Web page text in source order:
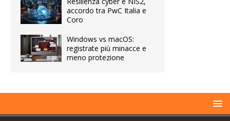
accordo tra PwC Italia e
Coro
Windows vs macOS:
registrate più minacce e
meno protezione